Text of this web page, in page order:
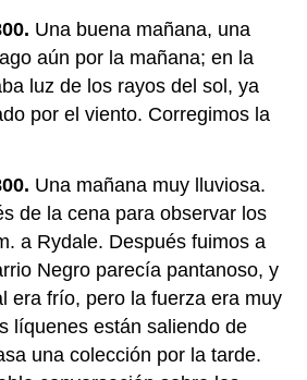
Una buena mañana, una
aún por la mañana; en la
luz de los rayos del sol, ya
por el viento. Corregimos la
Una mañana muy lluviosa.
de la cena para observar los
a Rydale. Después fuimos a
Negro parecía pantanoso, y
era frío, pero la fuerza era muy
líquenes están saliendo de
una colección por la tarde.